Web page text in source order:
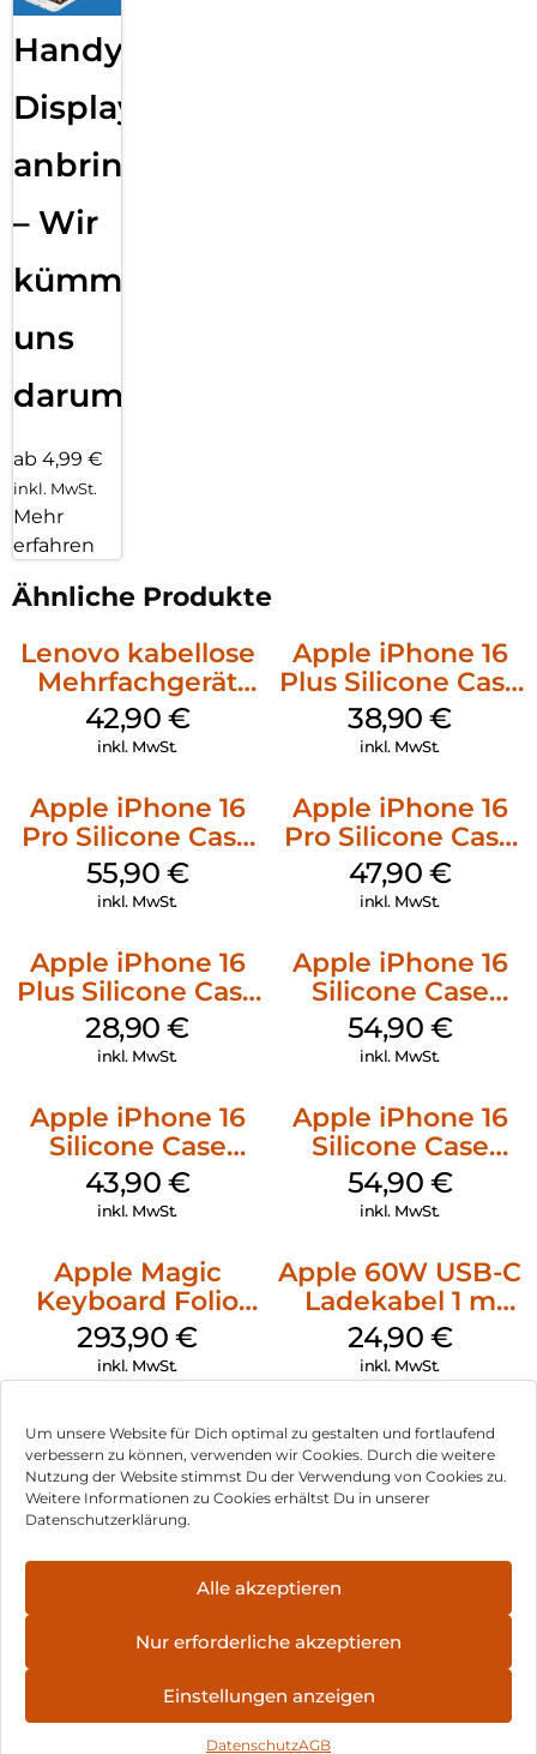
Um unsere Website für Dich optimal zu gestalten und fortlaufend
verbessern zu können, verwenden wir Cookies. Durch die weitere
Nutzung der Website stimmst Du der Verwendung von Cookies zu.
Weitere Informationen zu Cookies erhältst Du in unserer
Datenschutzerklärung.
Alle akzeptieren
Nur erforderliche akzeptieren
Einstellungen anzeigen
DatenschutzAGB
Handy
Displayfolie
anbringen
– Wir
kümmern
uns
darum!
ab 4,99 €
inkl. MwSt.
Mehr
erfahren
Ähnliche Produkte
Lenovo kabellose
Mehrfachgerät
Luna Grey
42,90 €
inkl. MwSt.
Apple iPhone 16
Plus Silicone Case
MagSafe Denim
38,90€
inkl. MwSt.
Apple iPhone 16
Pro Silicone Case
MagSafe Stone
Gray
55,90 €
inkl. MwSt.
Apple iPhone 16
Pro Silicone Case
MagSafe Denim
47,90 €
inkl. MwSt.
Apple iPhone 16
Plus Silicone Case
MagSafe Black
28,90€
inkl. MwSt.
Apple iPhone 16
Silicone Case
MagSafe Lake
Green
54,90 €
inkl. MwSt.
Apple iPhone 16
Silicone Case
MagSafe Plum
43,90 €
inkl. MwSt.
Apple iPhone 16
Silicone Case
MagSafe Black
54,90 €
inkl. MwSt.
Apple Magic
Keyboard Folio
iPad 10.9″ (10.Gen.)
Weiß
293,90€
inkl. MwSt.
Apple 60W USB-C
Ladekabel 1 m
Weiß
24,90 €
inkl. MwSt.
Impressum
Hinweis zur Batterieentsorgung
Newsletter